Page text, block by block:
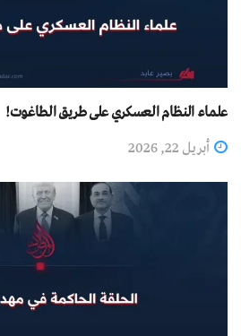
علماء النظام العسكري على طريق الطاغوت!
أبريل 22, 2026